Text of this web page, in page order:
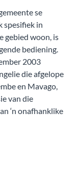
se
spesifiek in
gebied woon, is
bediening.
2003
die afgelope
en Mavago,
van die
‘n onafhanklike